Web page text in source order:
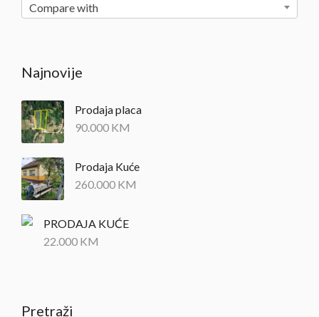
Compare with
Najnovije
Prodaja placa
90.000 KM
Prodaja Kuće
260.000 KM
PRODAJA KUĆE
22.000 KM
Pretraži